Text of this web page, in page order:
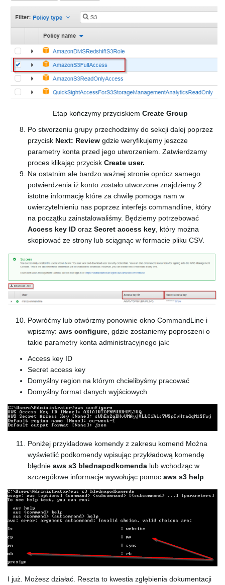
Etap kończymy przyciskiem Create Group
Po stworzeniu grupy przechodzimy do sekcji dalej poprzez
przycisk Next: Review gdzie weryfikujemy jeszcze
parametry konta przed jego utworzeniem. Zatwierdzamy
proces klikając przycisk Create user.
Na ostatnim ale bardzo ważnej stronie oprócz samego
potwierdzenia iż konto zostało utworzone znajdziemy 2
istotne informację które za chwilę pomoga nam w
uwierzytelnieniu nas poprzez interfejs commandline, który
na początku zainstalowaliśmy. Będziemy potrzebować
Access key ID oraz Secret access key , który można
skopiować ze strony lub sciągnąc w formacie pliku CSV.
Powróćmy lub otwórzmy ponownie okno CommandLine i
wpiszmy: aws configure , gdzie zostaniemy poproszeni o
takie parametry konta administracyjnego jak:
Access key ID
Secret access key
Domyślny region na którym chcielibyśmy pracować
Domyślny format danych wyjściowych
Poniżej przykładowe komendy z zakresu komend Można
wyświetlić podkomendy wpisując przykładową komendę
blędnie aws s3 blednapodkomenda lub wchodząc w
szczegółowe informacje wywołując pomoc aws s3 help
I już. Możesz działać. Reszta to kwestia zgłębienia dokumentacji